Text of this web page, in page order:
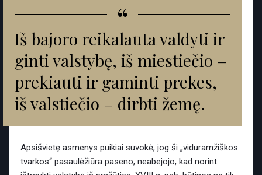
“
Iš bajoro reikalauta valdyti ir
ginti valstybę, iš miestiečio –
prekiauti ir gaminti prekes,
iš valstiečio – dirbti žemę.
Apsišvietę asmenys puikiai suvokė, jog ši „viduramžiškos
tvarkos“ pasaulėžiūra paseno, neabejojo, kad norint